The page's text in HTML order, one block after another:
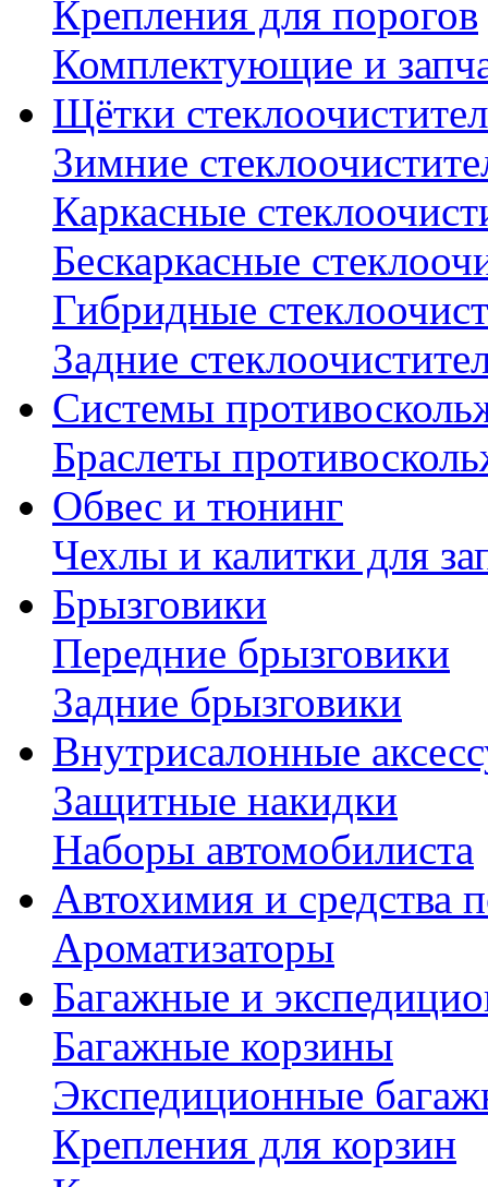
Крепления для порогов
Комплектующие и
Щётки
Зимние
Каркасные
Бескаркасные
Гибридные
Задние
Системы
Браслеты
Обвес и тюнинг
Чехлы и калитки для
Брызговики
Передние брызговики
Задние брызговики
Внутрисалонные
Защитные накидки
Наборы автомобилиста
Автохимия и средства
Ароматизаторы
Багажные и
Багажные корзины
Экспедиционные
Крепления для корзин